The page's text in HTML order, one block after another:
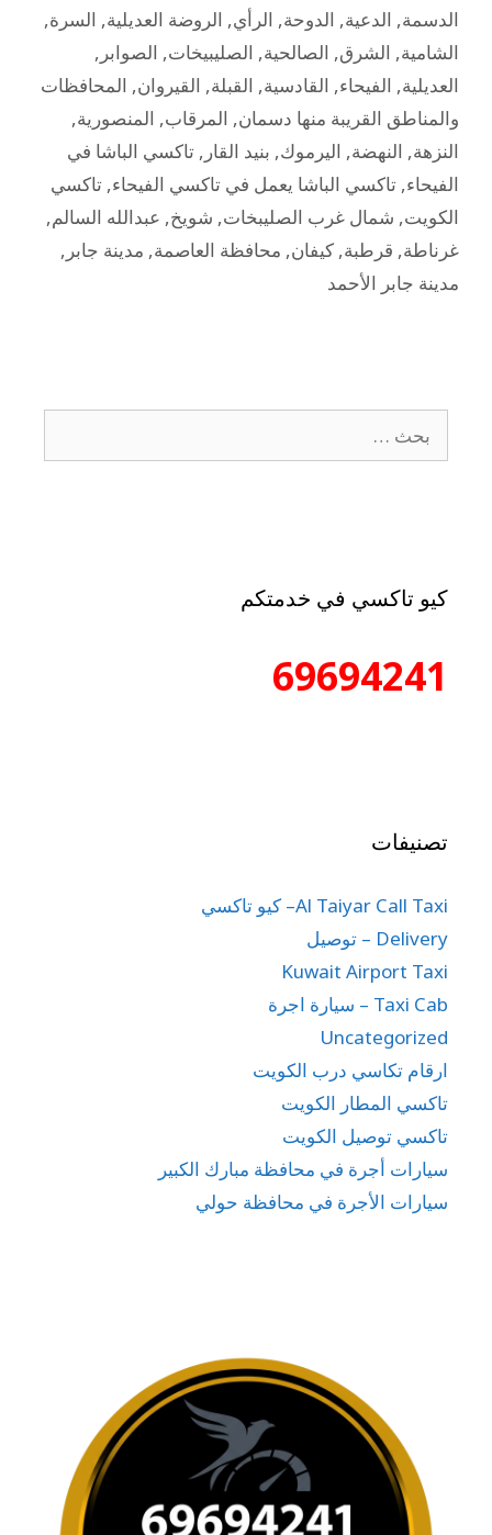
الدسمة, الدعية, الدوحة, الرأي, الروضة العديلية, السرة,
الشامية, الشرق, الصالحية, الصليبيخات, الصوابر ,
العديلية, الفيحاء, القادسية, القبلة, القيروان, المحافظات
والمناطق القريبة منها دسمان, المرقاب, المنصورية,
النزهة, النهضة, اليرموك, بنيد القار , تاكسي الباشا في
الفيحاء, تاكسي الباشا يعمل في تاكسي الفيحاء, تاكسي
الكويت, شمال غرب الصليبخات, شويخ, عبدالله السالم,
غرناطة, قرطبة, كيفان, محافظة العاصمة, مدينة جابر ,
مدينة جابر الأحمد
كيو تاكسي في خدمتكم
69694241
تصنيفات
Al Taiyar Call Taxi– كيو تاكسي
Delivery – توصيل
Kuwait Airport Taxi
Taxi Cab – سيارة اجرة
Uncategorized
ارقام تكاسي درب الكويت
تاكسي المطار الكويت
تاكسي توصيل الكويت
سيارات أجرة في محافظة مبارك الكبير
سيارات الأجرة في محافظة حولي